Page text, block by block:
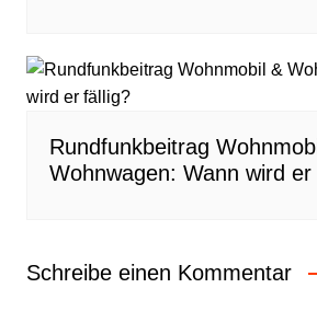
Rundfunkbeitrag
Wohnwagen: Wann wird er
Schreibe einen Kommentar